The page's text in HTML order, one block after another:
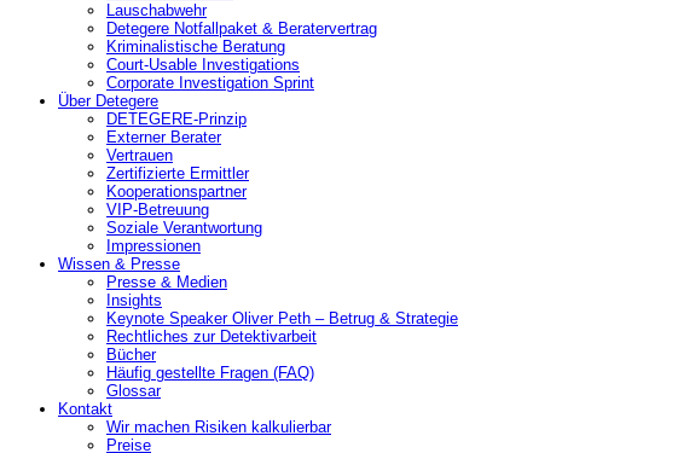
Lauschabwehr
Detegere Notfallpaket & Beratervertrag
Kriminalistische Beratung
Court-Usable Investigations
Corporate Investigation Sprint
Über Detegere
DETEGERE-Prinzip
Externer Berater
Vertrauen
Zertifizierte Ermittler
Kooperationspartner
VIP-Betreuung
Soziale Verantwortung
Impressionen
Wissen & Presse
Presse & Medien
Insights
Keynote Speaker Oliver Peth – Betrug & Strategie
Rechtliches zur Detektivarbeit
Bücher
Häufig gestellte Fragen (FAQ)
Glossar
Kontakt
Wir machen Risiken kalkulierbar
Preise